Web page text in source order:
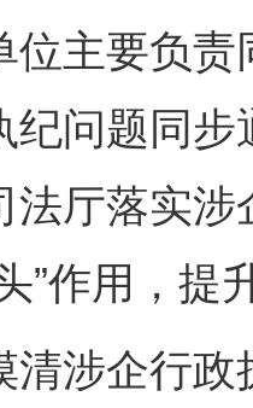
位主要负
纪问题同
法厅落实
”作用，提
企行政